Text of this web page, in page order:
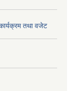
तथा वजेट